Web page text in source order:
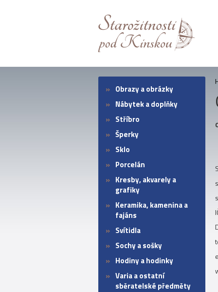
Obrazy a obrázky
Nábytek a doplňky
Stříbro
Šperky
Sklo
Porcelán
Kresby, akvarely a
grafiky
Keramika, kamenina a
fajáns
Svítidla
Sochy a sošky
Hodiny a hodinky
Varia a ostatní
sběratelské předměty